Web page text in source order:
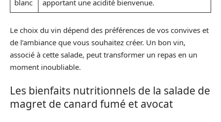
blanc apportant une acidité bienvenue.
Le choix du vin dépend des préférences de vos convives et
de l’ambiance que vous souhaitez créer. Un bon vin,
associé à cette salade, peut transformer un repas en un
moment inoubliable.
Les bienfaits nutritionnels de la salade de
magret de canard fumé et avocat